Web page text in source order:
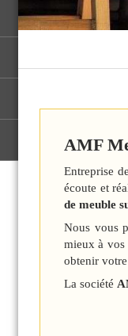
AMF
Entreprise
écoute et
de meuble
Nous vous
mieux à vos
obtenir
La société